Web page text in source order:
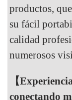
productos,
su fácil
calidad
numerosos
【
conectando